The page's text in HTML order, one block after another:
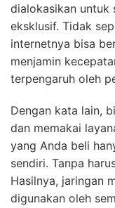
dialokasikan untuk
eksklusif. Tidak
internetnya bisa
menjamin
terpengaruh oleh
Dengan kata lain,
dan memakai
yang Anda beli
sendiri. Tanpa
Hasilnya, jaringan
digunakan oleh